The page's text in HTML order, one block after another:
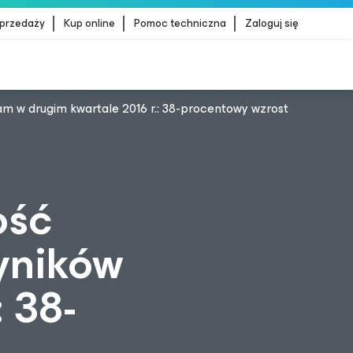
Kup online Pomoc techniczna Zaloguj się
w drugim kwartale 2016 r.: 38-procentowy wzrost